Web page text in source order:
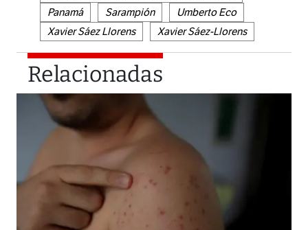
Panamá
Sarampión
Umberto Eco
Xavier Sáez Llorens
Xavier Sáez-Llorens
Relacionadas